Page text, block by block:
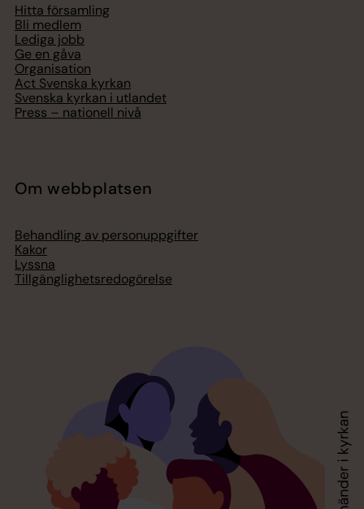
Hitta församling
Bli medlem
Lediga jobb
Ge en gåva
Organisation
Act Svenska kyrkan
Svenska kyrkan i utlandet
Press – nationell nivå
Om webbplatsen
Behandling av personuppgifter
Kakor
Lyssna
Tillgänglighetsredogörelse